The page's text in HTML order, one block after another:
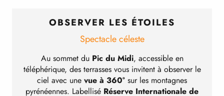
OBSERVER LES ÉTOILES
Spectacle céleste
Au sommet du Pic du Midi, accessible en
téléphérique, des terrasses vous invitent à observer le
ciel avec une vue à 360° sur les montagnes
pyrénéennes. Labellisé Réserve Internationale de